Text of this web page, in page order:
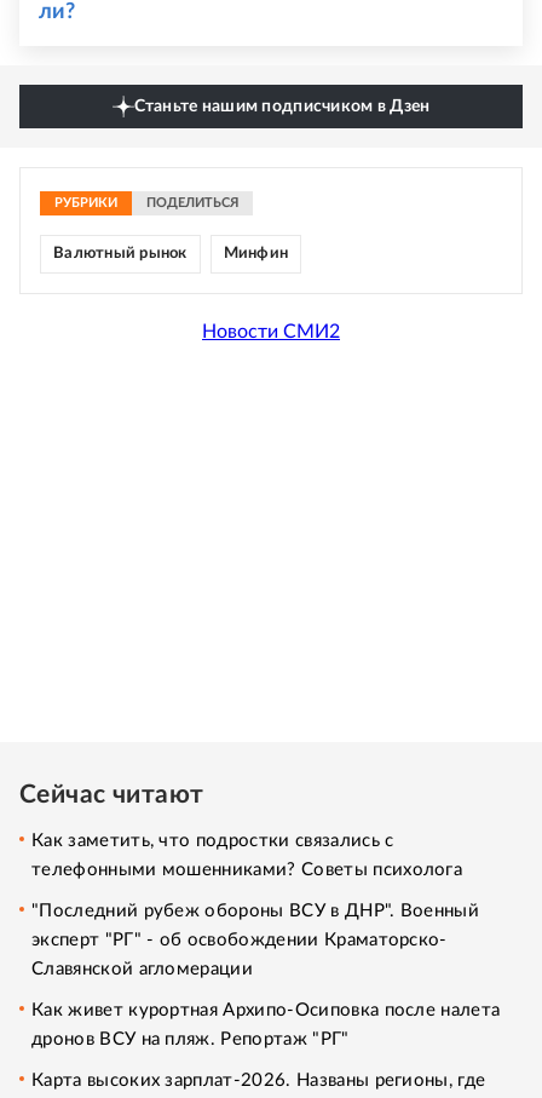
ли?
Станьте нашим подписчиком в Дзен
РУБРИКИ ПОДЕЛИТЬСЯ
Валютный рынок Минфин
Новости СМИ2
Сейчас читают
Как заметить, что подростки связались с
телефонными мошенниками? Советы психолога
"Последний рубеж обороны ВСУ в ДНР". Военный
эксперт "РГ" - об освобождении Краматорско-
Славянской агломерации
Как живет курортная Архипо-Осиповка после налета
дронов ВСУ на пляж. Репортаж "РГ"
Карта высоких зарплат-2026. Названы регионы, где